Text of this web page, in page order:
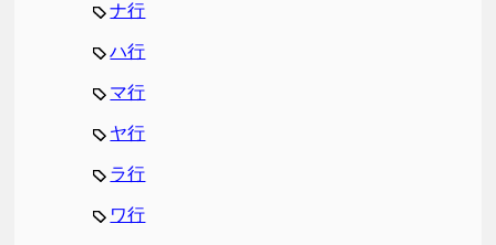
ナ行
ハ行
マ行
ヤ行
ラ行
ワ行